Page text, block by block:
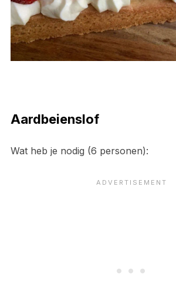
Aardbeienslof
Wat heb je nodig (6 personen):